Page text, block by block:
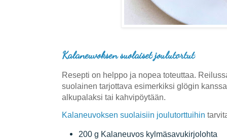
Kalaneuvoksen suolaiset joulutortut
Resepti on helppo ja nopea toteuttaa.
suolainen tarjottava esimerkiksi glögin
alkupalaksi tai kahvipöytään.
Kalaneuvoksen suolaisiin joulutorttuihin
200 g Kalaneuvos kylmäsavukirjolohta